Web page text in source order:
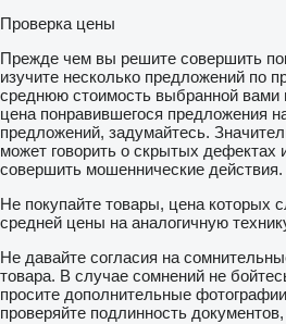
Проверка цены
Прежде чем вы решите совершить
изучите несколько предложений по
среднюю стоимость выбранной вами
цена понравившегося предложения
предложений, задумайтесь.
может говорить о скрытых дефектах
совершить мошеннические действия.
Не покупайте товары, цена которых
средней цены на аналогичную
Не давайте согласия на
товара. В случае сомнений не
просите дополнительные
проверяйте подлинность